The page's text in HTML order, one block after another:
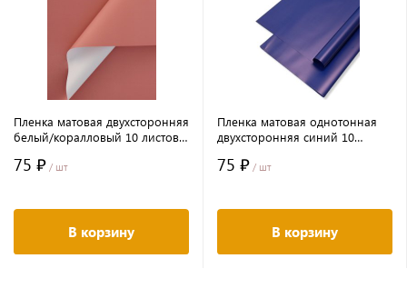
Пленка матовая двухсторонняя
белый/коралловый 10 листов
75 ₽ / шт
В корзину
Пленка матовая однотонная
двухсторонняя синий 10
75 ₽ / шт
В корзину